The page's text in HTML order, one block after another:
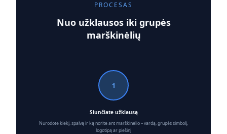
PROCESAS
Nuo užklausos iki grupės
marškinėlių
1
Siunčiate užklausą
Nurodote kiekį, spalvą ir ką norite ant marškinėlio – vardą, grupės simbolį,
logotipą ar piešinį